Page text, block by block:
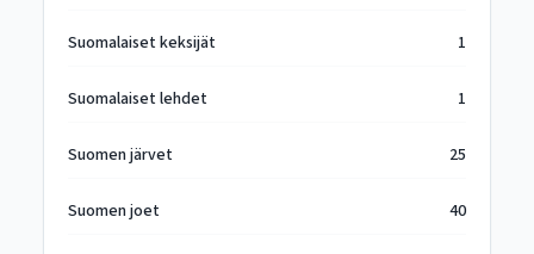
Suomalaiset keksijät 1
Suomalaiset lehdet 1
Suomen järvet 25
Suomen joet 40